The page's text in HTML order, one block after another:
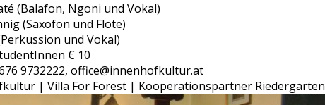
(Balafon, Ngoni und Vokal)
(Saxofon und Flöte)
und Vokal)
€ 10
9732222, office@innenhofkultur.at
| Villa For Forest | Kooperationspartner Riedergarten